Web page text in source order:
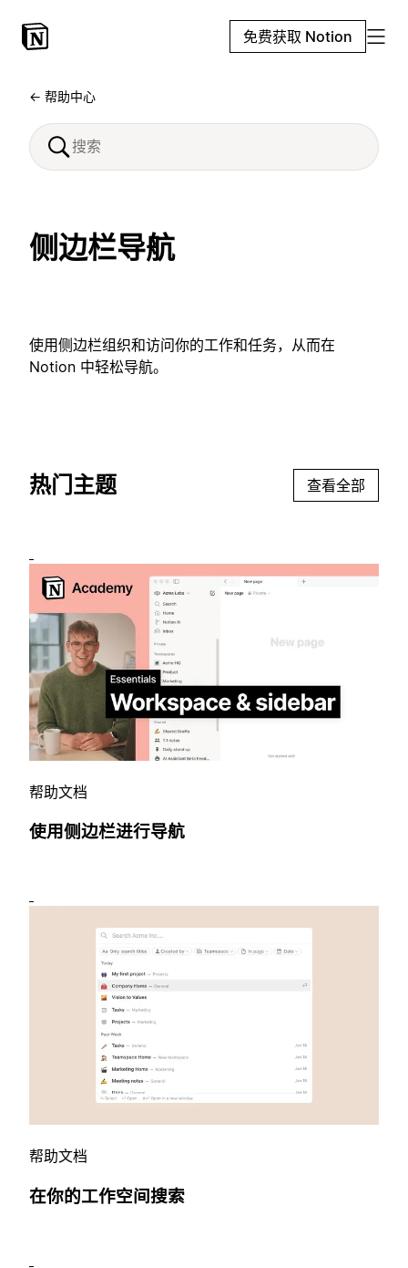
免费获取 Notion
← 帮助中心
侧边栏导航
使用侧边栏组织和访问你的工作和任务，从而在
Notion 中轻松导航。
热门主题 查看全部
帮助文档
使用侧边栏进行导航
帮助文档
在你的工作空间搜索